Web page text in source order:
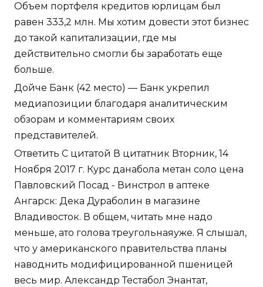
Объем портфеля кредитов юрлицам был
равен 333,2 млн. Мы хотим довести этот бизнес
до такой капитализации, где мы
действительно смогли бы заработать еще
больше.
Дойче Банк (42 место) — Банк укрепил
медиапозиции благодаря аналитическим
обзорам и комментариям своих
представителей.
Ответить С цитатой В цитатник Вторник, 14
Ноября 2017 г. Курс данабола метан соло цена
Павловский Посад - Винстрол в аптеке
Ангарск: Дека Дураболин в магазине
Владивосток. В общем, читать мне надо
меньше, ато голова треугольнаяуже. Я слышал,
что у американского правительства планы
наводнить модифицированной пшеницей
весь мир. Александр Тестабол Энантат,